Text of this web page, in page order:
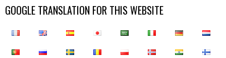
GOOGLE TRANSLATION FOR THIS WEBSITE